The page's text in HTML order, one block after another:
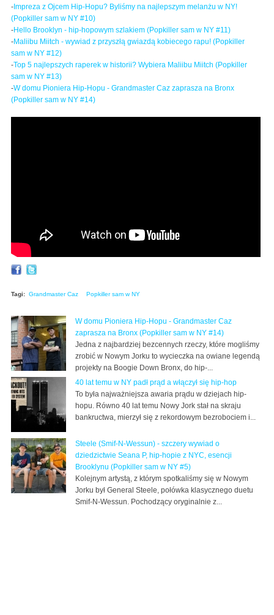
- Impreza z Ojcem Hip-Hopu? Byliśmy na najlepszym melanżu w NY!
(Popkiller sam w NY #10)
-Hello Brooklyn - hip-hopowym szlakiem (Popkiller sam w NY #11)
-Maliibu Miitch - wywiad z przyszłą gwiazdą kobiecego rapu! (Popkiller
sam w NY #12)
-Top 5 najlepszych raperek w historii? Wybiera Maliibu Miitch (Popkiller
sam w NY #13)
-W domu Pioniera Hip-Hopu - Grandmaster Caz zaprasza na Bronx
(Popkiller sam w NY #14)
Tagi: Grandmaster Caz Popkiller sam w NY
W domu Pioniera Hip-Hopu - Grandmaster Caz
zaprasza na Bronx (Popkiller sam w NY #14)
Jedna z najbardziej bezcennych rzeczy, które mogliśmy
zrobić w Nowym Jorku to wycieczka na owiane legendą
projekty na Boogie Down Bronx, do hip-...
40 lat temu w NY padł prąd a włączył się hip-hop
To była najważniejsza awaria prądu w dziejach hip-
hopu. Równo 40 lat temu Nowy Jork stał na skraju
bankructwa, mierzył się z rekordowym bezrobociem i...
Steele (Smif-N-Wessun) - szczery wywiad o
dziedzictwie Seana P, hip-hopie z NYC, esencji
Brooklynu (Popkiller sam w NY #5)
Kolejnym artystą, z którym spotkaliśmy się w Nowym
Jorku był General Steele, połówka klasycznego duetu
Smif-N-Wessun. Pochodzący oryginalnie z...